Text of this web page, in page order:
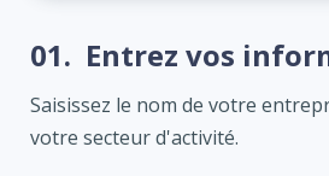
01. Entrez vos
Saisissez le nom de votre
votre secteur d'activité.